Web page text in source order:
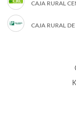
CAJA RURAL
CAJA RURAL